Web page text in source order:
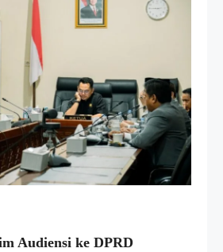
Audiensi ke DPRD